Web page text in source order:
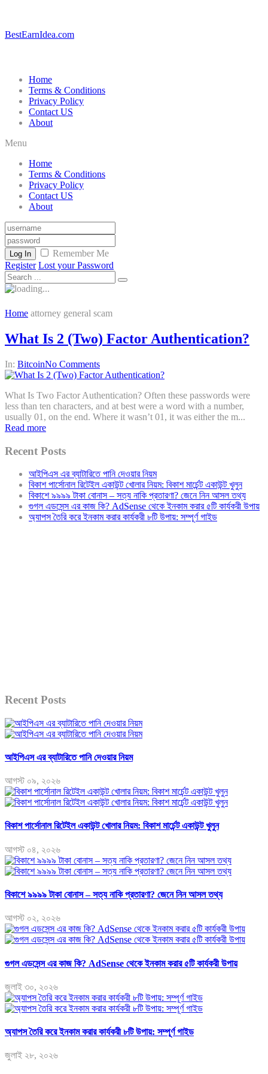
BestEarnIdea.com
Home
Terms & Conditions
Privacy Policy
Contact US
About
Menu
Home
Terms & Conditions
Privacy Policy
Contact US
About
Log In
Remember Me
Register Lost your Password
Home attorney general scam
What Is 2 (Two) Factor Authentication?
In: BitcoinNo Comments
What Is Two Factor Authentication? Often these passwords were
less than ten characters, and at best were a word with a number,
usually 01, on the end. Where it wasn’t 01, it was either the m...
Read more
Recent Posts
আইপিএস এর ব্যাটারিতে পানি দেওয়ার নিয়ম
বিকাশ পার্সোনাল রিটেইল একাউন্ট খোলার নিয়ম: বিকাশ মার্চেন্ট একাউন্ট খুলুন
বিকাশে ৯৯৯৯ টাকা বোনাস – সত্য নাকি প্রতারণা? জেনে নিন আসল তথ্য
গুগল এডসেন্স এর কাজ কি? AdSense থেকে ইনকাম করার ৫টি কার্যকরী উপায়
অ্যাপস তৈরি করে ইনকাম করার কার্যকরী ৮টি উপায়: সম্পূর্ণ গাইড
Recent Posts
আইপিএস এর ব্যাটারিতে পানি দেওয়ার নিয়ম
আগস্ট ০৯, ২০২৬
বিকাশ পার্সোনাল রিটেইল একাউন্ট খোলার নিয়ম: বিকাশ মার্চেন্ট একাউন্ট খুলুন
আগস্ট ০৪, ২০২৬
বিকাশে ৯৯৯৯ টাকা বোনাস – সত্য নাকি প্রতারণা? জেনে নিন আসল তথ্য
আগস্ট ০২, ২০২৬
গুগল এডসেন্স এর কাজ কি? AdSense থেকে ইনকাম করার ৫টি কার্যকরী উপায়
জুলাই ৩০, ২০২৬
অ্যাপস তৈরি করে ইনকাম করার কার্যকরী ৮টি উপায়: সম্পূর্ণ গাইড
জুলাই ২৮, ২০২৬